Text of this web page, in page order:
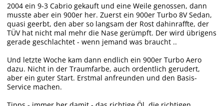
2004 ein 9-3 Cabrio gekauft und eine Weile genossen, dann
musste aber ein 900er her. Zuerst ein 900er Turbo 8V Sedan,
quasi geerbt, den aber so langsam der Rost dahinraffte, der
TÜV hat nicht mal mehr die Nase gerümpft. Der wird übrigens
gerade geschlachtet - wenn jemand was braucht ..
Und letzte Woche kam dann endlich ein 900er Turbo Aero
dazu. Nicht in der Traumfarbe, auch ordentlich gerudert,
aber ein guter Start. Erstmal anfreunden und den Basis-
Service machen.